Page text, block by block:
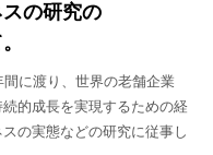
の研究の
に渡り、世界の老舗企業
的成長を実現するための経
の実態などの研究に従事し